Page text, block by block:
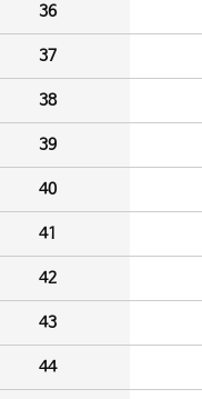
36
37
38
39
40
41
42
43
44